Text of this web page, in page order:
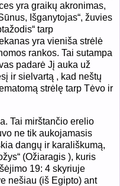
yra graikų akronimas,
Išganytojas“, žuvies
tarp
yra vieniša strėlė
rankos. Tai sutampa
padarė Jį auka už
ir sielvartą , kad neštų
strėlę tarp Tėvo ir
Tai mirštančio erelio
ne tik aukojamasis
dangų ir karališkumą,
(Ožiaragis ), kuris
19: 4 skyriuje
nešiau (iš Egipto) ant